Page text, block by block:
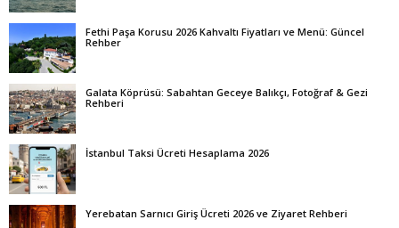
Fethi Paşa Korusu 2026 Kahvaltı Fiyatları ve Menü: Güncel
Rehber
Galata Köprüsü: Sabahtan Geceye Balıkçı, Fotoğraf & Gezi
Rehberi
İstanbul Taksi Ücreti Hesaplama 2026
Yerebatan Sarnıcı Giriş Ücreti 2026 ve Ziyaret Rehberi